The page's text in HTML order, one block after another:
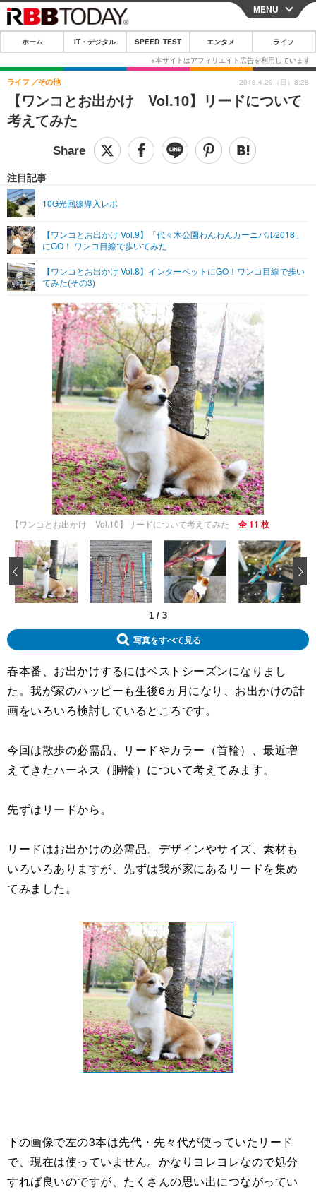
CLOSE
ホーム
IT・デジタル
IT・デジタルTOP スマートフォン
ショッピング その他
SPEED TEST
エンタメTOP 映画・ドラマ
グラビア
ショッピング その他
ライフTOP
その他
リリース一覧
プッシュ通知の停止方法
MENU
ホーム IT・デジタル SPEED TEST エンタメ ライフ
【ワンコとお出かけ Vol.10】リードについて
考えてみた
ライフ その他
注目記事
10G光回線導入レポ
【ワンコとお出かけ Vol.9】「代々木公園わんわんカーニバル2018」
にGO！ ワンコ目線で歩いてみた
【ワンコとお出かけ Vol.8】インターペットにGO！ワンコ目線で歩い
てみた(その3)
2018.4.29（日）8:28
【ワンコとお出かけ Vol.10】リードについて考えてみた 全 11 枚
1 / 3
‹
写真をすべて見る
春本番、お出かけするにはベストシーズンになりまし
た。我が家のハッピーも生後6ヵ月になり、お出かけの計
画をいろいろ検討しているところです。
今回は散歩の必需品、リードやカラー（首輪）、最近増
えてきたハーネス（胴輪）について考えてみます。
先ずはリードから。
リードはお出かけの必需品。デザインやサイズ、素材も
いろいろありますが、先ずは我が家にあるリードを集め
てみました。
下の画像で左の3本は先代・先々代が使っていたリード
で、現在は使っていません。かなりヨレヨレなので処分
すれば良いのですが、たくさんの思い出につながってい